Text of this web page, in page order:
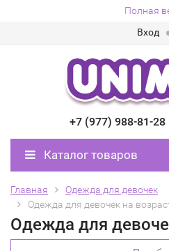
Полная
Вход
+7 (977) 988-81-28
Каталог товаров
Главная
Одежда для девочек
Одежда для девочек на
Одежда для